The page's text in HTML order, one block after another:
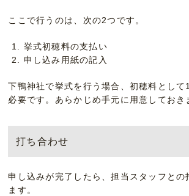
ここで行うのは、次の2つです。
挙式初穂料の支払い
申し込み用紙の記入
下鴨神社で挙式を行う場合、初穂料として
必要です。あらかじめ手元に用意しておき
打ち合わせ
申し込みが完了したら、担当スタッフとの
ます。